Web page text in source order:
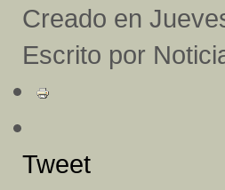
Creado en
Escrito por
Tweet